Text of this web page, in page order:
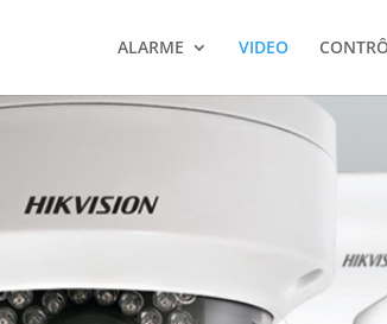
ALARME VIDEO